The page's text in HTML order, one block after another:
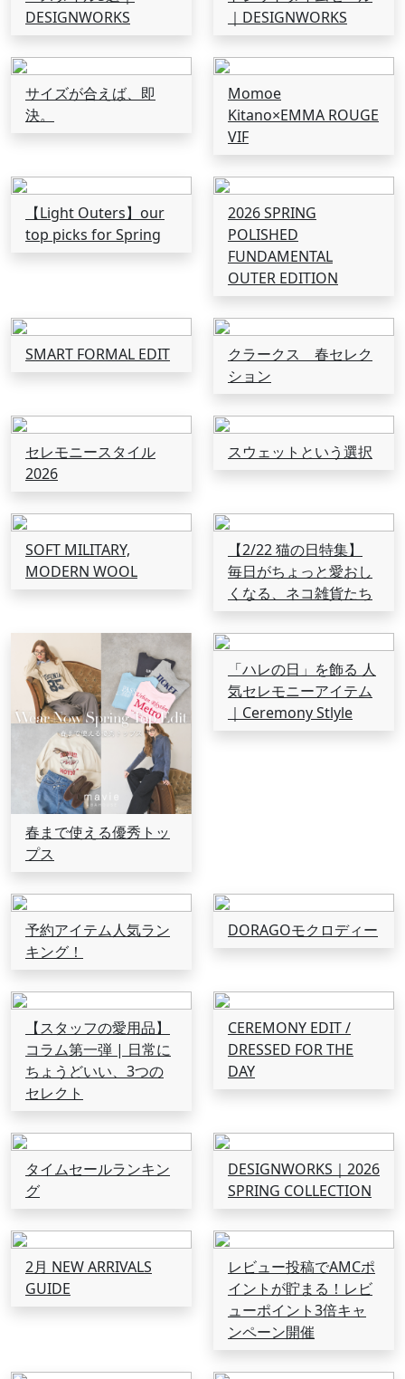
DESIGNWORKS
｜DESIGNWORKS
サイズが合えば、即
決。
Momoe
Kitano×EMMA ROUGE
VIF
【Light Outers】our
top picks for Spring
2026 SPRING
POLISHED
FUNDAMENTAL
OUTER EDITION
SMART FORMAL EDIT
クラークス 春セレク
ション
セレモニースタイル
2026
スウェットという選択
SOFT MILITARY,
MODERN WOOL
【2/22 猫の日特集】
毎日がちょっと愛おし
くなる、ネコ雑貨たち
春まで使える優秀トッ
プス
「ハレの日」を飾る 人
気セレモニーアイテム
｜Ceremony Stlyle
予約アイテム人気ラン
キング！
DORAGOモクロディー
【スタッフの愛用品】
コラム第一弾 | 日常に
ちょうどいい、3つの
セレクト
CEREMONY EDIT /
DRESSED FOR THE
DAY
タイムセールランキン
グ
DESIGNWORKS｜2026
SPRING COLLECTION
2月 NEW ARRIVALS
GUIDE
レビュー投稿でAMCポ
イントが貯まる！レビ
ューポイント3倍キャ
ンペーン開催